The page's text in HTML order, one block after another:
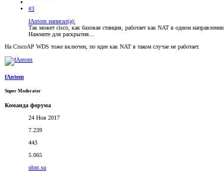
#3
fAntom написал(а):
Так может cisco, как базовая станция, работает как NAT в одном направлении.
Нажмите для раскрытия...
На CiscoAP WDS тоже включен, по идее как NAT в таком случае не работает.
fAntom
Super Moderator
Команда форума
24 Ноя 2017
7.239
443
5.065
ubnt.su